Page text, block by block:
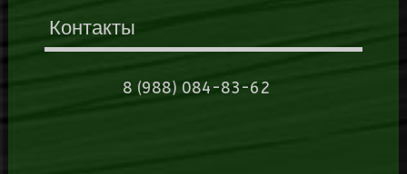
Контакты
8 (988) 084-83-62